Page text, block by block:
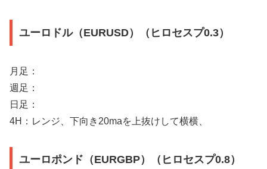
ユーロドル（EURUSD）（ヒロセスプ0.3）
月足：
週足：
日足：
4H：レンジ、下向き20maを上抜けして横横、
ユーロポンド（EURGBP）（ヒロセスプ0.8）